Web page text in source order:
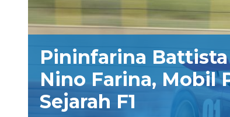
Pininfarina
Nino Farina, Mobil
Sejarah F1